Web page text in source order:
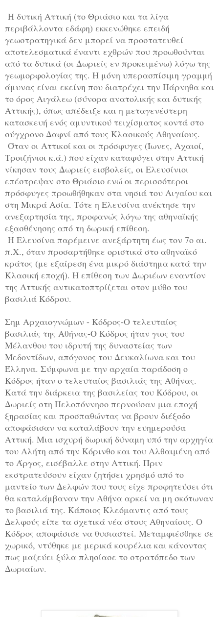
Η δυτική Αττική (το Θριάσιο και τα λίγα
περιβάλλοντα εδάφη) εκκενώθηκε επειδή
γεωστρατηγικά δεν μπορεί να προστατευθεί
αποτελεσματικά έναντι εχθρών που προωθούνται
από τα δυτικά (οι Δωριείς εν προκειμένω) λόγω της
γεωμορφολογίας της. Η μόνη υπερασπίσιμη γραμμή
άμυνας είναι εκείνη που διατρέχει την Πάρνηθα και
το όρος Αιγάλεω (σύνορα ανατολικής και δυτικής
Αττικής), όπως απέδειξε και η μεταγενέστερη
κατασκευή ενός αμυντικού τειχίσματος κοντά στο
σύγχρονο Δαφνί από τους Κλασικούς Αθηναίους.
Όταν οι Αττικοί και οι πρόσφυγες (Ίωνες, Αχαιοί,
Τροιζήνιοι κ.ά.) που είχαν καταφύγει στην Αττική
νίκησαν τους Δωριείς εισβολείς, οι Ελευσίνιοι
επέστρεψαν στο Θριάσιο ενώ οι περισσότεροι
πρόσφυγες προωθήθηκαν στα νησιά του Αιγαίου και
στη Μικρά Ασία. Τότε η Ελευσίνα ανέκτησε την
ανεξαρτησία της, προφανώς λόγω της αθηναϊκής
εξασθένησης από τη δωρική επίθεση.
Η Ελευσίνα παρέμεινε ανεξάρτητη έως τον 7ο αι.
π.Χ., όταν προσαρτήθηκε οριστικά στο αθηναϊκό
κράτος (με εξαίρεση ένα μικρό διάστημα κατά την
Κλασική εποχή). Η επίθεση των Δωριέων εναντίον
της Αττικής αντικατοπτρίζεται στον μύθο του
βασιλιά Κόδρου.
Σημ Αρχαιογνώμων - Κόδρος-O τελευταίος
βασιλιάς της Αθήνας-O Κόδρος ήταν γιος του
Μέλανθου του ιδρυτή της δυναστείας των
Μεδοντίδων, απόγονος του Δευκαλίωνα και του
Έλληνα. Σύμφωνα με την αρχαία παράδοση ο
Κόδρος ήταν ο τελευταίος βασιλιάς της Αθήνας.
Κατά την διάρκεια της βασιλείας του Κόδρου, οι
Δωριείς στη Πελοπόννησο περνούσαν μια εποχή
ξηρασίας και προσπαθώντας να βρουν διέξοδο
αποφάσισαν να καταλάβουν την ευημερούσα
Αττική. Μια ισχυρή δωρική δύναμη υπό την αρχηγία
του Αλήτη από την Κόρινθο και του Αλθαιμένη από
το Άργος, εισέβαλλε στην Αττική. Πριν
εκστρατεύσουν είχαν ζητήσει χρησμό από το
μαντείο των Δελφών που τους είχε προφητεύσει ότι
θα καταλάμβαναν την Αθήνα αρκεί να μη σκότωναν
το βασιλιά της. Κάποιος Κλεόμαντις από τους
Δελφούς είπε τα σχετικά νέα στους Αθηναίους. Ο
Κόδρος αποφάσισε να θυσιαστεί. Μεταμφιέσθηκε σε
χωρικό, ντύθηκε με μερικά κουρέλια και κάνοντας
πως μαζεύει ξύλα πλησίασε το στρατόπεδο των
Δωριαίων.